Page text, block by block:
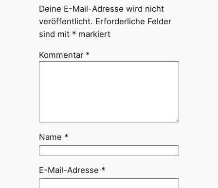
Deine E-Mail-Adresse wird nicht
veröffentlicht. Erforderliche Felder
sind mit *markiert
Kommentar *
Name *
E-Mail-Adresse *